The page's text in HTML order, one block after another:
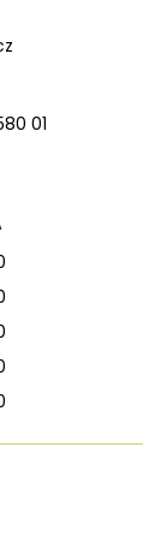
01